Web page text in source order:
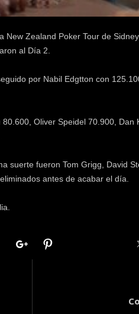
New Zealand Poker Tour de
al Día 2.
por Nabil Edgtton con
Oliver Speidel 70.900, Dan
suerte fueron Tom Grigg, David
antes de acabar el día.